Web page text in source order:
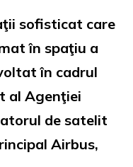
sofisticat care
în spaţiu a
în cadrul
al Agenţiei
de satelit
Airbus,